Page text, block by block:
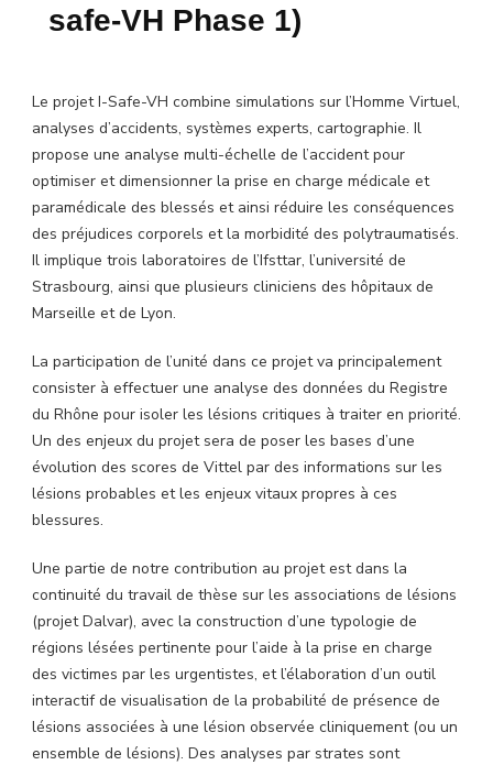
safe-VH Phase 1)
Le projet I-Safe-VH combine simulations sur l’Homme Virtuel,
analyses d’accidents, systèmes experts, cartographie. Il
propose une analyse multi-échelle de l’accident pour
optimiser et dimensionner la prise en charge médicale et
paramédicale des blessés et ainsi réduire les conséquences
des préjudices corporels et la morbidité des polytraumatisés.
Il implique trois laboratoires de l’Ifsttar, l’université de
Strasbourg, ainsi que plusieurs cliniciens des hôpitaux de
Marseille et de Lyon.
La participation de l’unité dans ce projet va principalement
consister à effectuer une analyse des données du Registre
du Rhône pour isoler les lésions critiques à traiter en priorité.
Un des enjeux du projet sera de poser les bases d’une
évolution des scores de Vittel par des informations sur les
lésions probables et les enjeux vitaux propres à ces
blessures.
Une partie de notre contribution au projet est dans la
continuité du travail de thèse sur les associations de lésions
(projet Dalvar), avec la construction d’une typologie de
régions lésées pertinente pour l’aide à la prise en charge
des victimes par les urgentistes, et l’élaboration d’un outil
interactif de visualisation de la probabilité de présence de
lésions associées à une lésion observée cliniquement (ou un
ensemble de lésions). Des analyses par strates sont